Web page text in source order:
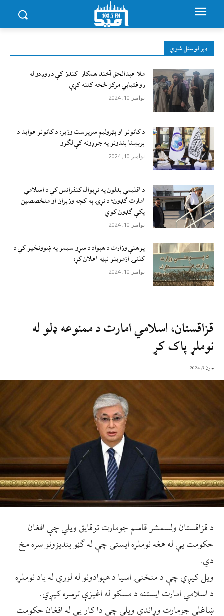
ډېر لوستل شوي
ملا عبدالحق آخند همکار کندز کې د روږدو له
روغتیایي مرکز څخه کتنه کړې
نوامبر 10, 2024
د کانونو او پټرولیم سرپرست وزیر: د کانونو عواید د
برېښنا بندونو په جوړونه کې لګوو
نوامبر 10, 2024
د اقليمي بدلون په نړيوال کنفرانس کې د اسلامي
امارت ګډون؛ د نړۍ په کچه وزيران او متخصصين
پکې ګډون کوي
نوامبر 10, 2024
پوهنې وزارت د هېواد د سړو سيمو په ښوونځيو کې د
کلنۍ ازموينو نېټه اعلان کړه
نوامبر 10, 2024
قزاقستان، اسلامي امارت د ممنوعه ډلو له
نوملړ پاک کړ
جون 3, 2024
د قزاقستان ولسمشر قاسم جومارت توقایق ویلي چې افغان
حکومت یې له هغه نوملړه ایستی چې له ګڼو بندیزونو سره مخ
دي.
ویل کیږي چې د منځنۍ اسیا د هېوادونو له لوري له یاد نوملړه
د اسلامي امارت ایستنه د مسکو له اغیزې ترسره کیږي.
ښاغلي جومارت وړاندې ویلي چې دا کار یې له افغان حکومت